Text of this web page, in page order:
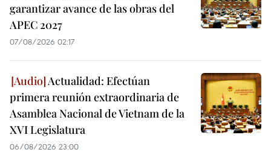
garantizar avance de las obras del
APEC 2027
07/08/2026 02:17
Actualidad: Efectúan
primera reunión extraordinaria de
Asamblea Nacional de Vietnam de la
XVI Legislatura
06/08/2026 23:00